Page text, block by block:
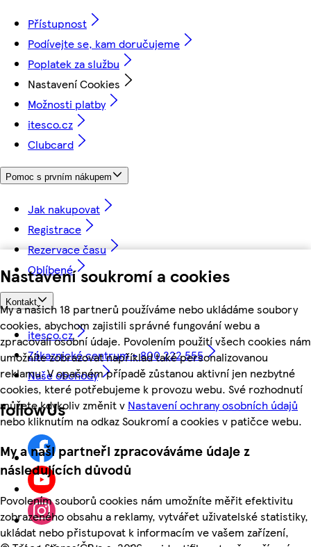
Nastavení soukromí a cookies
My a našich 18 partnerů používáme nebo ukládáme soubory
cookies, abychom zajistili správné fungování webu a
zpracovali osobní údaje. Povolením použití všech cookies nám
umožníte zobrazovat například také personalizovanou
reklamu. V opačném případě zůstanou aktivní jen nezbytné
cookies, které potřebujeme k provozu webu. Své rozhodnutí
můžete kdykoliv změnit v Nastavení ochrany osobních údajů
nebo kliknutím na odkaz Soukromí a cookies v patičce webu.
My a naši partneři zpracováváme údaje z
následujících důvodů
Povolením souborů cookies nám umožníte měřit efektivitu
zobrazeného obsahu a reklamy, vytvářet uživatelské statistiky,
ukládat nebo přistupovat k informacím ve vašem zařízení,
Přístupnost
Podívejte se, kam doručujeme
Poplatek za službu
Nastavení Cookies
Možnosti platby
itesco.cz
Clubcard
Pomoc s prvním nákupem
Jak nakupovat
Registrace
Rezervace času
Oblíbené
Kontakt
itesco.cz
Zákaznické centrum - 800 222 555
Naše obchody
followUs